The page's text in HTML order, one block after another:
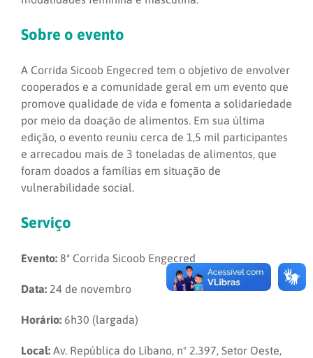
Sobre o evento
A Corrida Sicoob Engecred tem o objetivo de envolver
cooperados e a comunidade geral em um evento que
promove qualidade de vida e fomenta a solidariedade
por meio da doação de alimentos. Em sua última
edição, o evento reuniu cerca de 1,5 mil participantes
e arrecadou mais de 3 toneladas de alimentos, que
foram doados a famílias em situação de
vulnerabilidade social.
Serviço
Evento: 8ª Corrida Sicoob Engecred
Data: 24 de novembro
Horário: 6h30 (largada)
Local: Av. República do Líbano, nº 2.397, Setor Oeste,